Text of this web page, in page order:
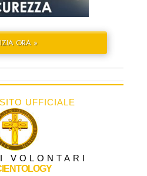
ORA »
UFFICIALE
VOLONTARI